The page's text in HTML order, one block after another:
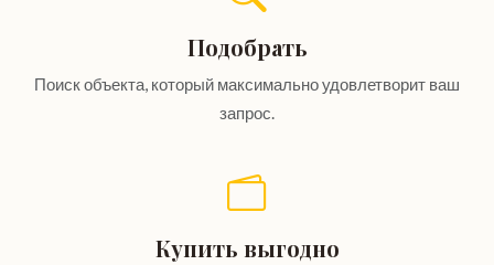
Подобрать
Поиск объекта, который максимально удовлетворит ваш
запрос.
Купить выгодно